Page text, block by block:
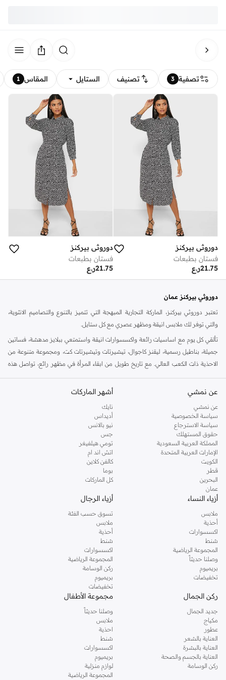
تصفية 3 تصنيف الستايل المقاس 1
دوروثي بيركنز
فستان بطبعات
ر.ع21.75
دوروثي بيركنز
فستان بطبعات
ر.ع21.75
دوروثي بيركنز عمان
تعتبر دوروثي بيركنز، الماركة التجارية المبهجة التي تتميز بالتنوع والتصاميم الانثوية،
والتي توفر لك ملابس انيقة ومظهر عصري مع كل ستايل.
تألقي كل يوم مع اساسيات رائعة واكسسوارات انيقة واستمتعي ببلايز مدهشة، فساتين
جميلة، بناطيل رسمية، ليقنز كاجوال، تيشيرتات وتيشيرتات كت، ومجموعة متنوعة من
الاحذية ذات الكعب العالي. مع تاريخ طويل من ابقاء المرأة في مظهر رائع، تواصل هذه
كنت تقومين بتجديد خزانة ملابسك الملائمة للعمل، البحث عن فستان مثالي للحفلات او
اليه.
تسوقي دوروثي بيركنز اون لاين مسقط
تسوقي دوروثي بيركنز اون لاين من نمشي واستمتعي باكثر من الف ستايل من مجموعة
دوروثي بيركنز الشهيرة. تصفحي المجموعة كاملة في متجر دوروثي بيركنز اون لاين او
استخدمي القائمة لتحديد تجربة تسوق دوروثي بيركنز اون لاين. خدمة التوصيل السريعة
والدعم الاستثنائي يضمن لك تجربة تسوق ممتعة دائما مع نمشي.
عن نمشي
عن نمشي
سياسة الخصوصية
سياسة الاسترجاع
حقوق المستهلك
المملكة العربية السعودية
الإمارات العربية المتحدة
الكويت
قطر
البحرين
عمان
أشهر الماركات
نايك
أديداس
نيو بالانس
جس
تومي هيلفيغر
اتش اند ام
كالفن كلاين
بوما
كل الماركات
أزياء النساء
ملابس
أحذية
اكسسوارات
شنط
المجموعة الرياضية
وصلنا حديثاً
بريميوم
تخفيضات
أزياء الرجال
تسوق حسب الفئة
ملابس
أحذية
شنط
اكسسوارات
المجموعة الرياضية
ركن الوسامة
بريميوم
تخفيضات
ركن الجمال
جديد الجمال
مكياج
عطور
العناية بالشعر
العناية بالبشرة
العناية بالجسم والصحة
ركن الوسامة
مجموعة الأطفال
وصلنا حديثاً
ملابس
احذية
شنط
اكسسوارات
بريميوم
لوازم منزلية
المجموعة الرياضية